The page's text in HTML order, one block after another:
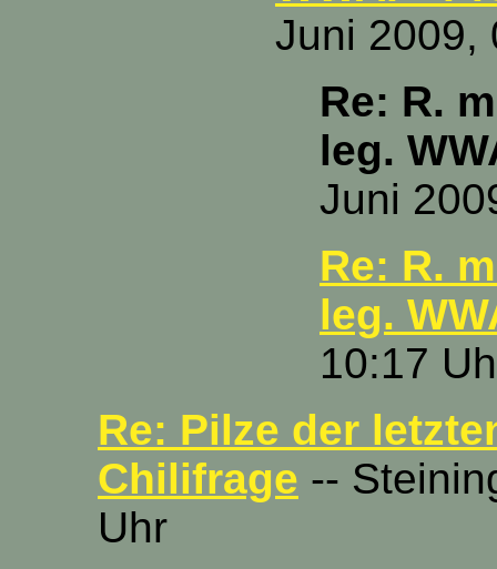
Juni 2009,
Re: R.
leg.
Juni
Re: R.
leg.
10:17
Re: Pilze der
Chilifrage --
Uhr